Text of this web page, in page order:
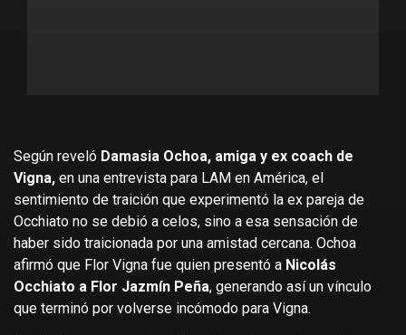
Según reveló Damasia Ochoa, amiga y ex coach de
Vigna, en una entrevista para LAM en América, el
sentimiento de traición que experimentó la ex pareja de
Occhiato no se debió a celos, sino a esa sensación de
haber sido traicionada por una amistad cercana. Ochoa
afirmó que Flor Vigna fue quien presentó a Nicolás
Occhiato a Flor Jazmín Peña, generando así un vínculo
que terminó por volverse incómodo para Vigna.